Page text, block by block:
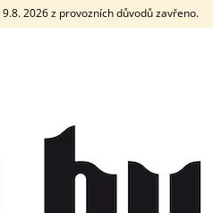
2026 z provozních důvodů zavřeno.